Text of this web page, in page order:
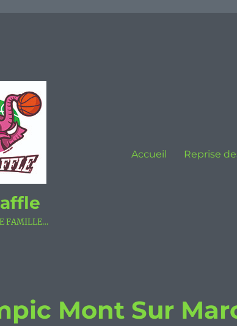
FAMILLE…
Accueil Reprise
Mont Sur